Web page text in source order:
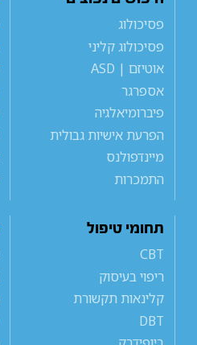
פסיכולוג
פסיכולוג קליני
אוטיזם | ASD
אספרגר
פיברומיאלגיה
הפרעת אישיות גבולית
מיינדפולנס
התמכרות
תחומי טיפול
CBT
ריפוי בעיסוק
קלינאות תקשורת
DBT